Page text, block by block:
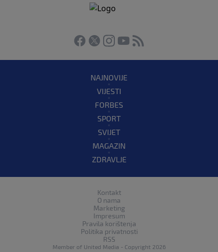
NAJNOVIJE
VIJESTI
FORBES
SPORT
SVIJET
MAGAZIN
ZDRAVLJE
Kontakt
O nama
Marketing
Impresum
Pravila korištenja
Politika privatnosti
RSS
Member of United Media - Copyright 2026